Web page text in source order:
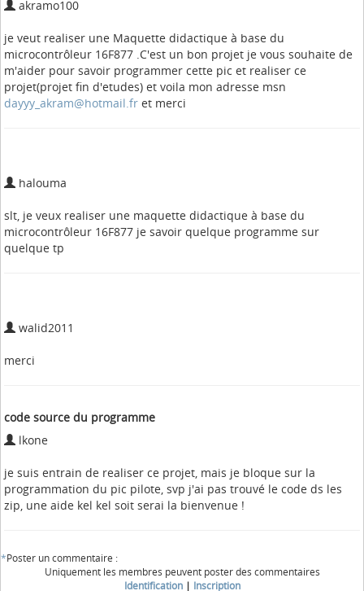
akramo100
je veut realiser une Maquette didactique à base du
microcontrôleur 16F877 .C'est un bon projet je vous souhaite de
m'aider pour savoir programmer cette pic et realiser ce
projet(projet fin d'etudes) et voila mon adresse msn
dayyy_akram@hotmail.fr et merci
halouma
slt, je veux realiser une maquette didactique à base du
microcontrôleur 16F877 je savoir quelque programme sur
quelque tp
walid2011
merci
code source du programme
lkone
je suis entrain de realiser ce projet, mais je bloque sur la
programmation du pic pilote, svp j'ai pas trouvé le code ds les
zip, une aide kel kel soit serai la bienvenue !
*Poster un commentaire :
Uniquement les membres peuvent poster des commentaires
Identification| Inscription